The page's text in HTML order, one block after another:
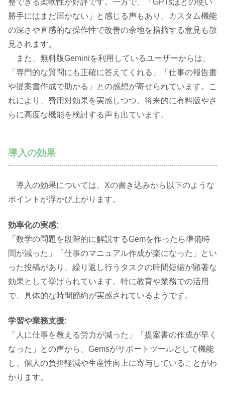
整できる柔軟性が好評です。一方で、「GPTsほどの使い
勝手にはまだ届かない」と感じる声もあり、カスタム機能
の深さや直感的な操作性で改善の余地を指摘する意見も散
見されます。
また、無料版Geminiを利用しているユーザーからは、
「専門的な質問にも正確に答えてくれる」「仕事の報告書
や提案書作成で助かる」との感想が寄せられています。こ
れにより、費用対効果を実感しつつ、将来的に有料版やさ
らに高度な機能を検討する声も出ています。
導入の効果
導入の効果については、Xの書き込みから以下のような
ポイントが浮かび上がります。
効率化の実感:
「数学の問題を段階的に解説するGemを作ったら準備時
間が減った」「仕事のマニュアル作成が楽になった」とい
った投稿があり、繰り返し行うタスクの時間短縮が顕著な
効果として挙げられています。特に教育や業務での活用
で、具体的な時間節約が実感されているようです。
学習や業務支援:
「人に仕事を教える労力が減った」「提案書の作成が早く
なった」との声から、Gemsがサポートツールとして機能
し、個人の負担軽減や生産性向上に寄与していることがわ
かります。